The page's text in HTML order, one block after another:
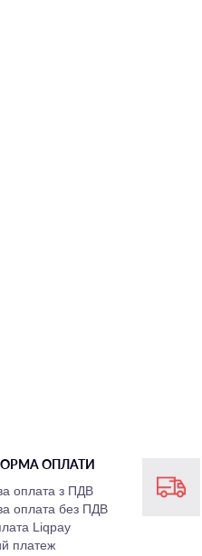
ОПЛАТИ
оплата з ПДВ
оплата без ПДВ
Liqpay
платеж